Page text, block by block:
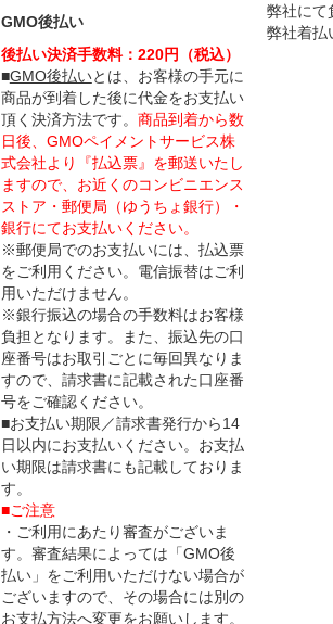
GMO後払い
後払い決済手数料：220円（税込）
■GMO後払いとは、お客様の手元に
商品が到着した後に代金をお支払い
頂く決済方法です。 商品到着から数
日後、GMOペイメントサービス株
式会社より『払込票』を郵送いたし
ますので、お近くのコンビニエンス
ストア・郵便局（ゆうちょ銀行）・
銀行にてお支払いください。
※郵便局でのお支払いには、払込票
をご利用ください。電信振替はご利
用いただけません。
※銀行振込の場合の手数料はお客様
負担となります。また、振込先の口
座番号はお取引ごとに毎回異なりま
すので、請求書に記載された口座番
号をご確認ください。
■お支払い期限／請求書発行から14
日以内にお支払いください。お支払
い期限は請求書にも記載しておりま
す。
■ご注意
・ご利用にあたり審査がございま
す。審査結果によっては「GMO後
払い」をご利用いただけない場合が
ございますので、その場合には別の
お支払方法へ変更をお願いします。
弊社にて
弊社着払